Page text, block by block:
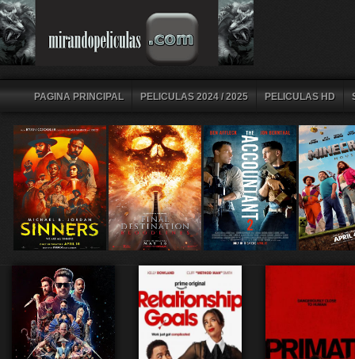
PAGINA PRINCIPAL PELICULAS 2024 / 2025 PELICULAS HD